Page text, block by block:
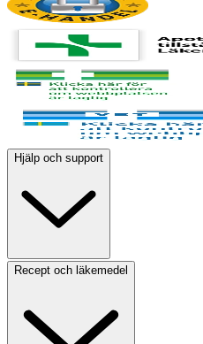
Hjälp och support
Recept och läkemedel